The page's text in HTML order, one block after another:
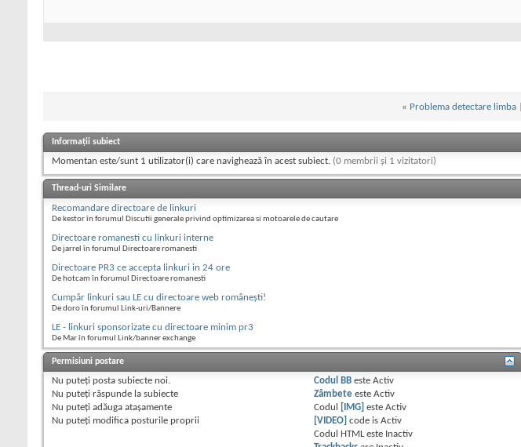
« Problema detectare limba|
Informații subiect
Momentan este/sunt 1 utilizator(i) care navighează în acest subiect. (0 membrii și 1 vizitatori)
Thread-uri Similare
Recomandare directoare de linkuri
De kestor în forumul Discutii generale privind optimizarea si motoarele de cautare
Directoare romanesti cu linkuri interne
De jarrel în forumul Directoare romanesti
Directoare PR3 ce accepta linkuri in 24 ore
De hotcam în forumul Directoare romanesti
Cumpăr linkuri sau LE cu directoare web româneşti!
De doro în forumul Link-uri/Bannere
LE - linkuri sponsorizate cu directoare minim pr3
De Mar în forumul Link/banner exchange
Permisiuni postare
Nu puteţi posta subiecte noi.
Nu puteţi răspunde la subiecte
Nu puteţi adăuga ataşamente
Nu puteţi modifica posturile proprii
Codul BB esteActiv
Zâmbete esteActiv
Codul
[IMG] esteActiv
[VIDEO] code isActiv
Codul HTML este Inactiv